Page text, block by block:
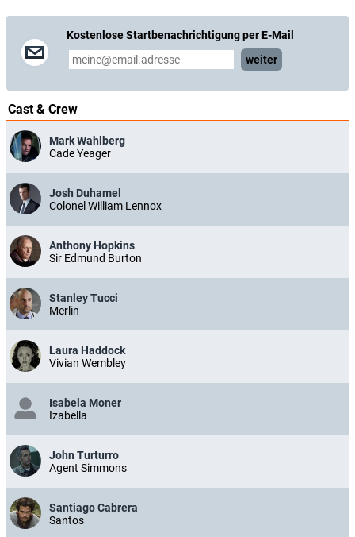
Kostenlose Startbenachrichtigung per E-Mail
weiter
Cast & Crew
Mark Wahlberg
Cade Yeager
Josh Duhamel
Colonel William Lennox
Anthony Hopkins
Sir Edmund Burton
Stanley Tucci
Merlin
Laura Haddock
Vivian Wembley
Isabela Moner
Izabella
John Turturro
Agent Simmons
Santiago Cabrera
Santos